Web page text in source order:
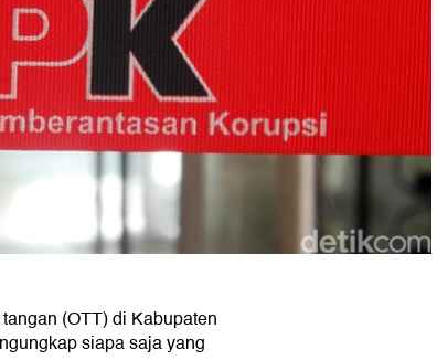
(OTT) di Kabupaten
siapa saja yang